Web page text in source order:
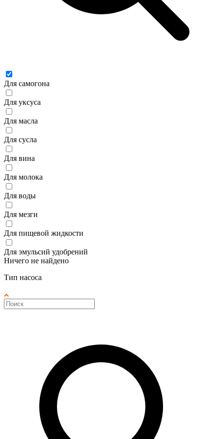
Для самогона
Для уксуса
Для масла
Для сусла
Для вина
Для молока
Для воды
Для мезги
Для пищевой жидкости
Для эмульсий удобрений
Ничего не найдено
Тип насоса